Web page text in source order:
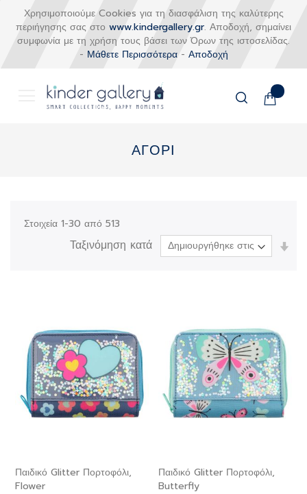
Χρησιμοποιούμε Cookies για τη διασφάλιση της καλύτερης
περιήγησης σας στο www.kindergallery.gr. Αποδοχή, σημαίνει
συμφωνία με τη χρήση τους βάσει των Όρων της ιστοσελίδας.
- Μάθετε Περισσότερα- Αποδοχή
Το
ΑΓΟΡΙ
Στοιχεία 1-30 από 513
Ταξινόμηση κατά
Παιδικό Glitter Πορτοφόλι,
Flower
Παιδικό Glitter Πορτοφόλι,
Butterfly